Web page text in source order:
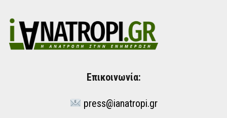
Επικοινωνία:
press@ianatropi.gr